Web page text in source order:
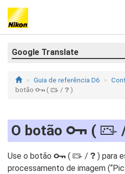
Google Translate
Guia de referência D6
botão g ( h / Q )
O botão g ( h
Use o botão g ( h / Q ) para
processamento de imagem